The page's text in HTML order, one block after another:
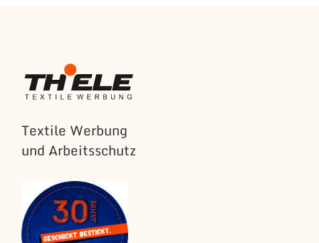
Textile Werbung
und Arbeitsschutz